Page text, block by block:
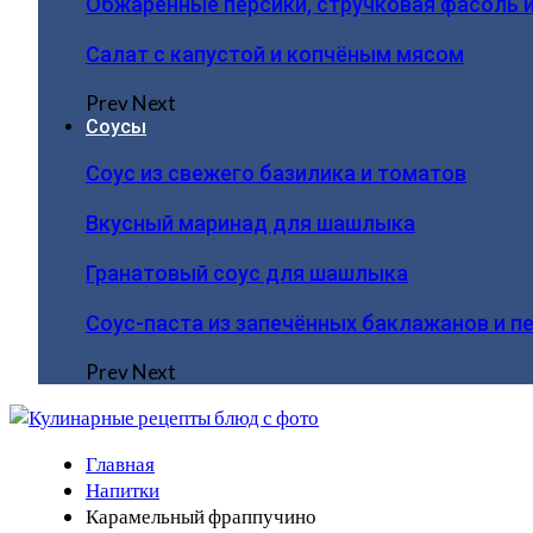
Салат с капустой и копчёным мясом
PrevNext
Соусы
Соус из свежего базилика и томатов
Вкусный маринад для шашлыка
Гранатовый соус для шашлыка
Соус-паста из запечённых баклажанов и
PrevNext
Главная
Напитки
Карамельный фраппучино